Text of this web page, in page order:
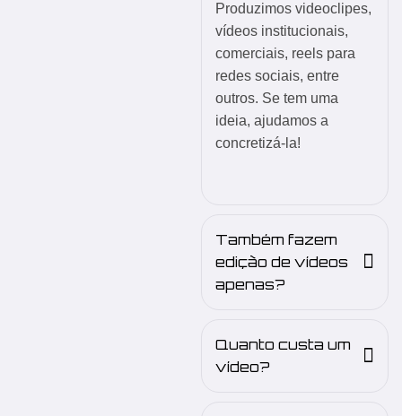
Produzimos videoclipes,
vídeos institucionais,
comerciais, reels para
redes sociais, entre
outros. Se tem uma
ideia, ajudamos a
concretizá-la!
Também fazem
edição de vídeos
apenas?
Quanto custa um
vídeo?